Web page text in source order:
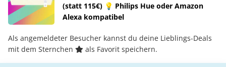
(statt 115€) 💡 Philips Hue oder Amazon
Alexa kompatibel
Als angemeldeter Besucher kannst du deine Lieblings-Deals
mit dem Sternchen
als Favorit speichern.